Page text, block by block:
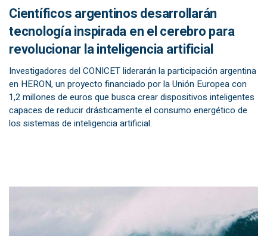
Científicos argentinos desarrollarán
tecnología inspirada en el cerebro para
revolucionar la inteligencia artificial
Investigadores del CONICET liderarán la participación argentina
en HERON, un proyecto financiado por la Unión Europea con
1,2 millones de euros que busca crear dispositivos inteligentes
capaces de reducir drásticamente el consumo energético de
los sistemas de inteligencia artificial.